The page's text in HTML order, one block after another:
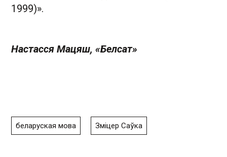
1999)».
Настасся Мацяш, «Белсат »
беларуская мова Зміцер Саўка